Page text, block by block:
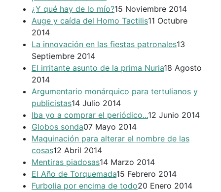
¿Y qué hay de lo mío?15 Noviembre 2014
Auge y caída del Homo Tactilis11 Octubre
2014
La innovación en las fiestas patronales13
Septiembre 2014
El irritante asunto de la prima Nuria18 Agosto
2014
Argumentario monárquico para tertulianos y
publicistas14 Julio 2014
Iba yo a comprar el periódico...12 Junio 2014
Globos sonda07 Mayo 2014
Maquinación para alterar el nombre de las
cosas12 Abril 2014
Mentiras piadosas14 Marzo 2014
El Año de Torquemada15 Febrero 2014
Furbolia por encima de todo20 Enero 2014